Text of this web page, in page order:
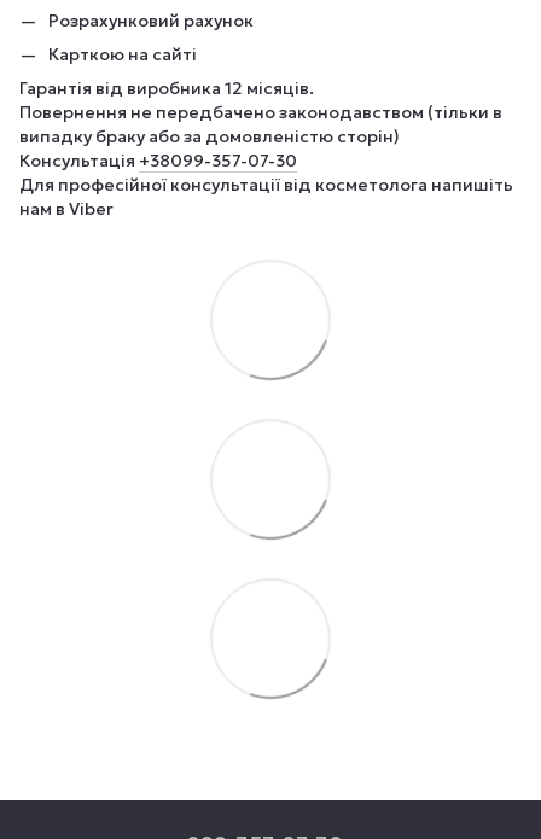
Розрахунковий рахунок
Карткою на сайті
Гарантія від виробника 12 місяців.
Повернення не передбачено законодавством (тільки в
випадку браку або за домовленістю сторін)
Консультація +38099-357-07-30
Для професійної консультації від косметолога напишіть
нам в Viber